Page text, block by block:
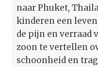
naar Phuket,
kinderen een
de pijn en verraad
zoon te vertellen
schoonheid en